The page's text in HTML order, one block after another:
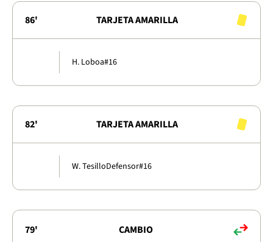
86' TARJETA AMARILLA
H. Loboa#16
82' TARJETA AMARILLA
W. TesilloDefensor#16
79' CAMBIO